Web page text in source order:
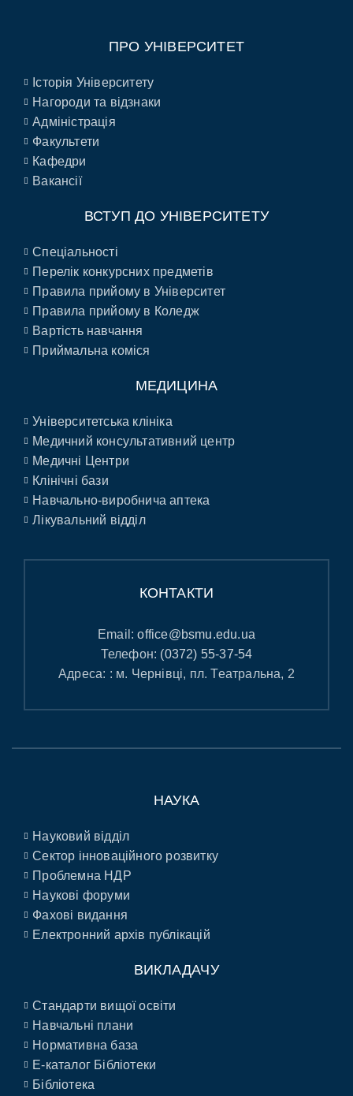
ПРО УНІВЕРСИТЕТ
Історія Університету
Нагороди та відзнаки
Адміністрація
Факультети
Кафедри
Вакансії
ВСТУП ДО УНІВЕРСИТЕТУ
Спеціальності
Перелік конкурсних предметів
Правила прийому в Університет
Правила прийому в Коледж
Вартість навчання
Приймальна коміся
МЕДИЦИНА
Університетська клініка
Медичний консультативний центр
Медичні Центри
Клінічні бази
Навчально-виробнича аптека
Лікувальний відділ
КОНТАКТИ
Email:office@bsmu.edu.ua
Телефон: (0372) 55-37-54
Адреса: : м. Чернівці, пл. Театральна, 2
НАУКА
Науковий відділ
Сектор інноваційного розвитку
Проблемна НДР
Наукові форуми
Фахові видання
Електронний архів публікацій
ВИКЛАДАЧУ
Стандарти вищої освіти
Навчальні плани
Нормативна база
E-каталог Бібліотеки
Бібліотека